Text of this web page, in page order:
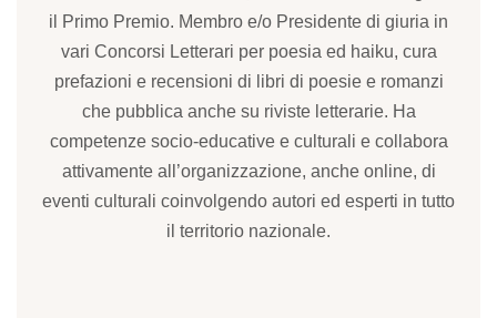
il Primo Premio. Membro e/o Presidente di giuria in
vari Concorsi Letterari per poesia ed haiku, cura
prefazioni e recensioni di libri di poesie e romanzi
che pubblica anche su riviste letterarie. Ha
competenze socio-educative e culturali e collabora
attivamente all’organizzazione, anche online, di
eventi culturali coinvolgendo autori ed esperti in tutto
il territorio nazionale.